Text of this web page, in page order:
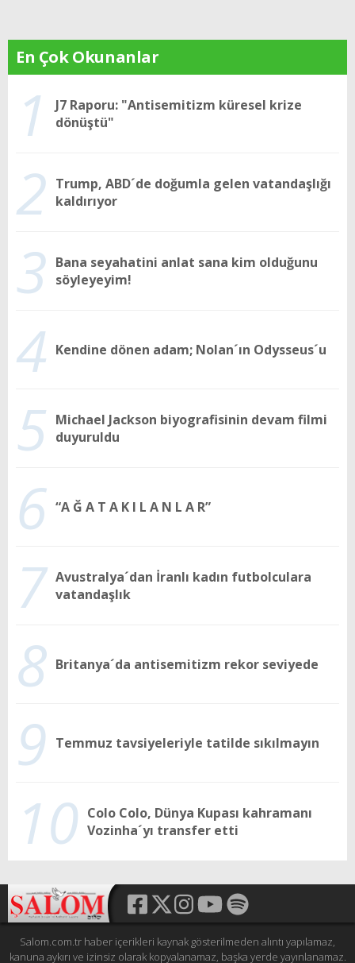
En Çok Okunanlar
1
J7 Raporu: "Antisemitizm küresel krize
dönüştü"
2 Trump, ABD´de doğumla gelen vatandaşlığı
kaldırıyor
3 Bana seyahatini anlat sana kim olduğunu
söyleyeyim!
4 Kendine dönen adam; Nolan´ın Odysseus´u
5 Michael Jackson biyografisinin devam filmi
duyuruldu
6 “A Ğ A T A K I L A N L A R”
7 Avustralya´dan İranlı kadın futbolculara
vatandaşlık
8 Britanya´da antisemitizm rekor seviyede
9 Temmuz tavsiyeleriyle tatilde sıkılmayın
10 Colo Colo, Dünya Kupası kahramanı
Vozinha´yı transfer etti
Salom.com.tr haber içerikleri kaynak gösterilmeden alıntı yapılamaz,
kanuna aykırı ve izinsiz olarak kopyalanamaz, başka yerde yayınlanamaz.